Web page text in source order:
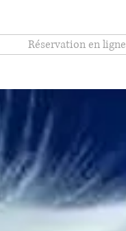
Réservation en ligne